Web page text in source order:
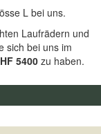
L bei uns.
Laufrädern und
sich bei uns im
5400 zu haben.